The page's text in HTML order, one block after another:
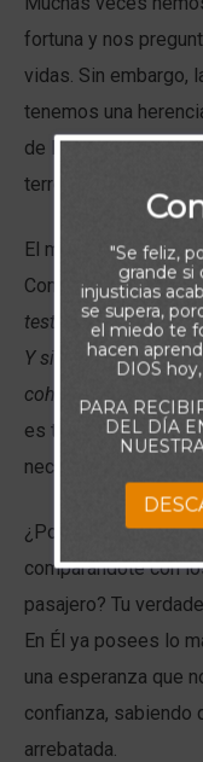
fortuna y nos
vidas. Sin embargo,
tenemos una
de Dios, una
terrenal parezca
El mismo Señor te
Como declara
testimonio a
Y si hijos, también
coherederos con
es tuyo en Cristo, y
necesidades.
¿Por qué entonces
comparándote con
pasajero? Tu
En Él ya posees lo
una esperanza que
confianza, sabiendo
arrebatada.
"Se feliz,
grande si
injusticias
se supera,
el miedo te
hacen
DIOS
PARA
DEL DÍA